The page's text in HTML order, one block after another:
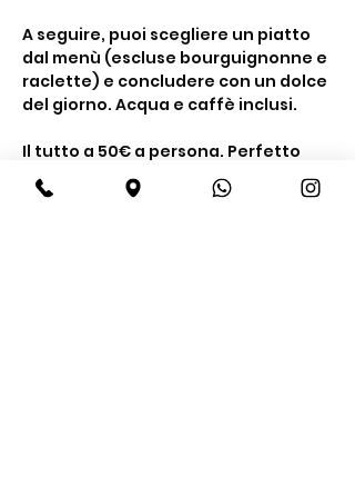
A seguire, puoi scegliere un piatto
dal menù (escluse bourguignonne e
raclette) e concludere con un dolce
del giorno. Acqua e caffè inclusi.
Il tutto a 50€ a persona. Perfetto
per una serata tra buon cibo e
compagnia. Prenota ora.